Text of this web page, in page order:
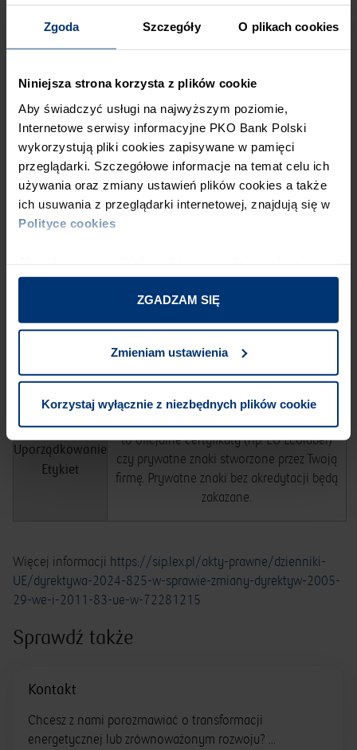
Zgoda Szczegóły O plikach cookies
Niniejsza strona korzysta z plików cookie
Aby świadczyć usługi na najwyższym poziomie,
Internetowe serwisy informacyjne PKO Bank Polski
wykorzystują pliki cookies zapisywane w pamięci
przeglądarki. Szczegółowe informacje na temat celu ich
używania oraz zmiany ustawień plików cookies a także
ich usuwania z przeglądarki internetowej, znajdują się w
Polityce cookies
urządzeniu wszystkich zarówno analitycznych jak i
technicznych plików cookies. Odrzucenie powoduje
zapisanie tylko technicznych cookies niezbędne dla
dostosowanie plików cookies.
ZGADZAM SIĘ
Zmieniam ustawienia
Korzystaj wyłącznie z niezbędnych plików cookie
działania:
Audyt
Oświadczeń
Przejrzyj wszystkie materiały
marketingowe (strony internetowe,
opakowania, reklamy) i zidentyfikuj każde
hasło z prefiksem „eko”, „zielony”,
„zrównoważony”.
Weryfikacja
Dowodów
Upewnij się, że każde oświadczenie jest
poparte aktualnymi i naukowo rzetelnymi
Usunięcie
Odrzuć ogólnikowe frazy takie jak
chyba że możesz je natychmiast poprzeć
konkretnymi, mierzalnymi informacjami
dostępnymi dla konsumenta (np. w postaci
Uporządkowanie
Etykiet
Sprawdź, czy używane eko-etykiety
to oficjalne certyfikaty (np. EU Ecolabel)
czy prywatne znaki stworzone przez Twoją
firmę. Prywatne znaki bez akredytacji będą
zakazane.
Więcej informacji https://sip.lex.pl/akty-prawne/dzienniki-
UE/dyrektywa-2024-825-w-sprawie-zmiany-dyrektyw-2005-
29-we-i-2011-83-ue-w-72281215
Sprawdź także
Kontakt
Chcesz z nami porozmawiać o transformacji
energetycznej lub zrównoważonym rozwoju? ...